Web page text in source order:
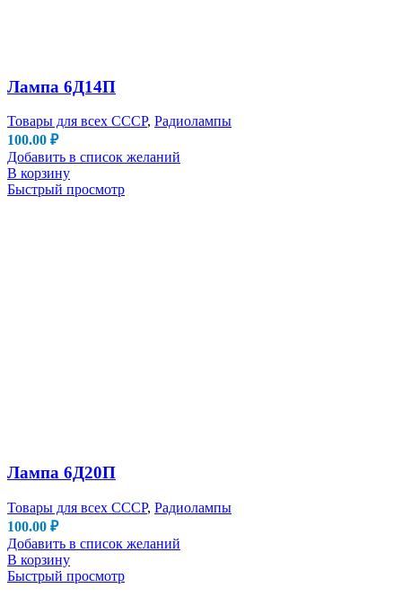
Лампа 6Д14П
Товары для всех СССР, Радиолампы
100.00 ₽
Добавить в список желаний
В корзину
Быстрый просмотр
Лампа 6Д20П
Товары для всех СССР, Радиолампы
100.00 ₽
Добавить в список желаний
В корзину
Быстрый просмотр